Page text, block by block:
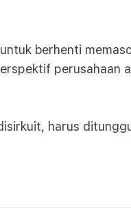
berhenti
perusahaan
harus